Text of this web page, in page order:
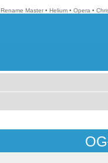
Rename Master • Helium • Opera •